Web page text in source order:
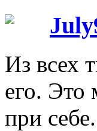
Из всех
его. Это
при